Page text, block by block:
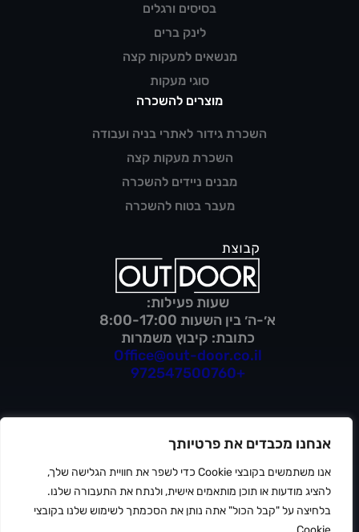
אנחנו מכבדים את פרטיותך
אנו משתמשים בקובצי Cookie כדי לשפר את חוויית הגלישה שלך,
להציג מודעות או תוכן מותאמים אישית, ולנתח את התעבורה שלנו.
בלחיצה על "קבל הכול" אתה נותן את הסכמתך לשימוש שלנו בקובצי
שעות פעילות:
א׳-ה׳ בין השעות 8:00-17:00
כתובת: קיבוץ משמרות
Office@out-door.co.il
+972547500760
בסיסים ורגלים
לינק ברים
מנשאים למעקות קצה
סוגי מעקות
מוצרים להשכרה
השכרת גידור לאתרי בניה ועבודה
השכרת מעקות קצה
מבנים ניידים להשכרה
מעבר בטוח להשכרה
מדיניות פרטיות